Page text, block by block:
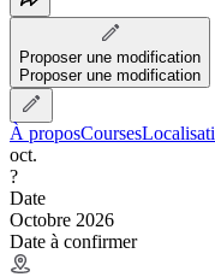
Proposer une modification
Proposer une modification
À proposCourses
oct.
?
Date
Octobre 2026
Date à confirmer